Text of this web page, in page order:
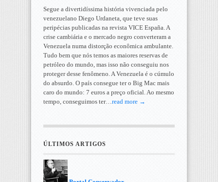
Segue a divertidíssima história vivenciada pelo
venezuelano Diego Urdaneta, que teve suas
peripécias publicadas na revista VICE España. A
crise cambiária e o mercado negro converteram a
Venezuela numa distorção econômica ambulante.
Tudo bem que nós temos as maiores reservas de
petróleo do mundo, mas isso não conseguiu nos
proteger desse fenômeno. A Venezuela é o cúmulo
do absurdo. O país consegue ter o Big Mac mais
caro do mundo: 7 euros a preço oficial. Ao mesmo
tempo, conseguimos ter…read more →
ÚLTIMOS ARTIGOS